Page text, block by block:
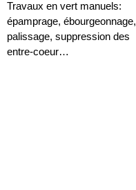
Travaux en vert manuels:
épamprage, ébourgeonnage,
palissage, suppression des
entre-coeur…